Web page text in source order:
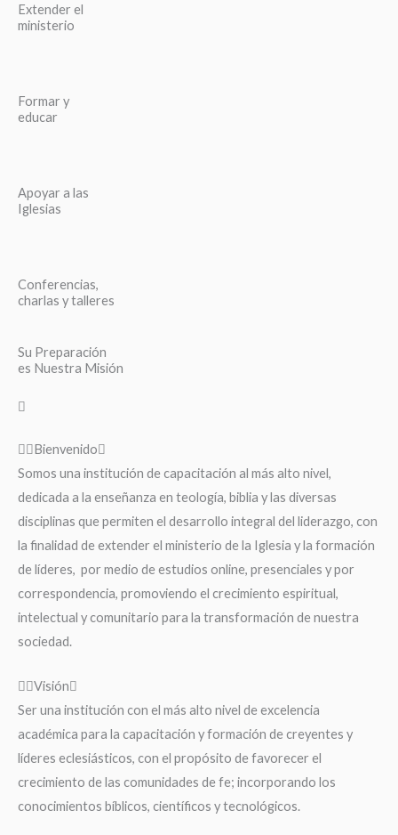
Extender el
ministerio
Formar y
educar
Apoyar a las
Iglesias
Conferencias,
charlas y talleres
Su Preparación
es Nuestra Misión
Bienvenido
Somos una institución de capacitación al más alto nivel,
dedicada a la enseñanza en teología, biblia y las diversas
disciplinas que permiten el desarrollo integral del liderazgo, con
la finalidad de extender el ministerio de la Iglesia y la formación
de líderes, por medio de estudios online, presenciales y por
correspondencia, promoviendo el crecimiento espiritual,
intelectual y comunitario para la transformación de nuestra
sociedad.
Visión
Ser una institución con el más alto nivel de excelencia
académica para la capacitación y formación de creyentes y
líderes eclesiásticos, con el propósito de favorecer el
crecimiento de las comunidades de fe; incorporando los
conocimientos bíblicos, científicos y tecnológicos.